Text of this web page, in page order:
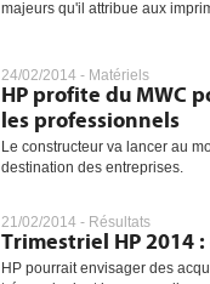
majeurs qu'il attribue aux
24/02/2014 - Matériels
HP profite du MWC
les professionnels
Le constructeur va lancer au
destination des entreprises.
21/02/2014 - Résultats
Trimestriel HP 2014
HP pourrait envisager des